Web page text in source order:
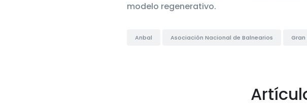
modelo regenerativo.
Anbal Asociación Nacional de Balnearios